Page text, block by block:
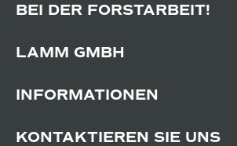
BEI DER FORSTARBEIT!
LAMM GMBH
INFORMATIONEN
KONTAKTIEREN SIE UNS